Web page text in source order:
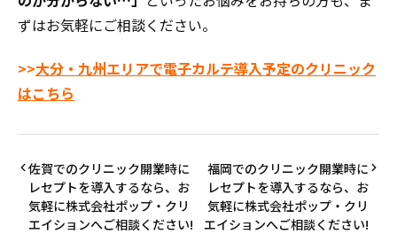
ずはお気軽にご相談ください。
>>大分・九州エリアで電子カルテ導入予定のクリニック
はこちら
佐賀でのクリニック開業時に
レセプトを導入するなら、お
気軽に株式会社ポップ・クリ
エイションへご相談ください!
福岡でのクリニック開業時に
レセプトを導入するなら、お
気軽に株式会社ポップ・クリ
エイションへご相談ください!